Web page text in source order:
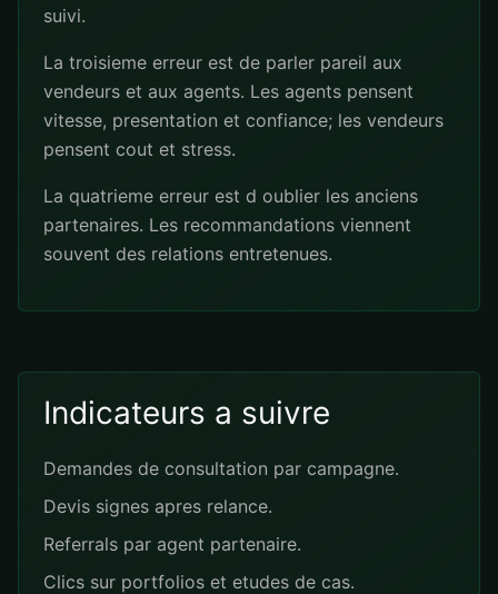
suivi.
La troisieme erreur est de parler pareil aux
vendeurs et aux agents. Les agents pensent
vitesse, presentation et confiance; les vendeurs
pensent cout et stress.
La quatrieme erreur est d oublier les anciens
partenaires. Les recommandations viennent
souvent des relations entretenues.
Indicateurs a suivre
Demandes de consultation par campagne.
Devis signes apres relance.
Referrals par agent partenaire.
Clics sur portfolios et etudes de cas.